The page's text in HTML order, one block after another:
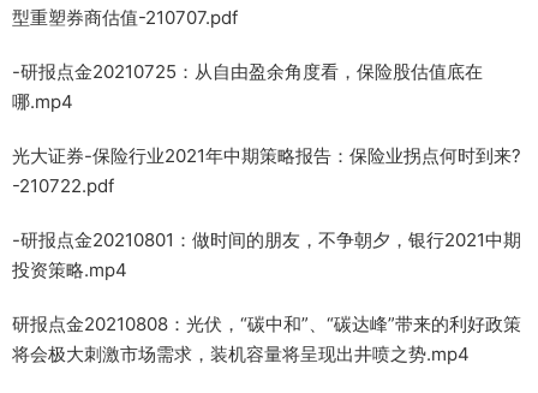
型重塑券商估值-210707.pdf
-研报点金20210725：从自由盈余角度看，保险股估值底在
哪.mp4
光大证券-保险行业2021年中期策略报告：保险业拐点何时到来?
-210722.pdf
-研报点金20210801：做时间的朋友，不争朝夕，银行2021中期
投资策略.mp4
研报点金20210808：光伏，“碳中和”、“碳达峰”带来的利好政策
将会极大刺激市场需求，装机容量将呈现出井喷之势.mp4